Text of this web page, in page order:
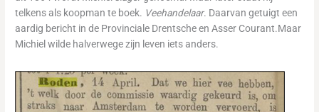
telkens als koopman te boek. Veehandelaar. Daarvan getuigt een
aardig bericht in de Provinciale Drentsche en Asser Courant.Maar
Michiel wilde halverwege zijn leven iets anders.